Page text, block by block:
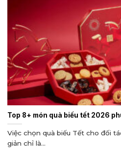
Top 8+ món quà biếu tết 2026
Việc chọn quà biếu Tết cho đối
giản chỉ là...